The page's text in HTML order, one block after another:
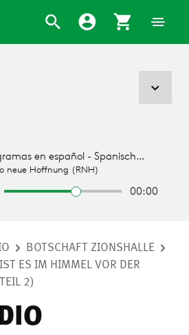
BOTSCHAFT ZIONSHALLE
ES IM HIMMEL VOR DER
2)